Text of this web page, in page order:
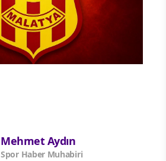
Mehmet Aydın
Spor Haber Muhabiri